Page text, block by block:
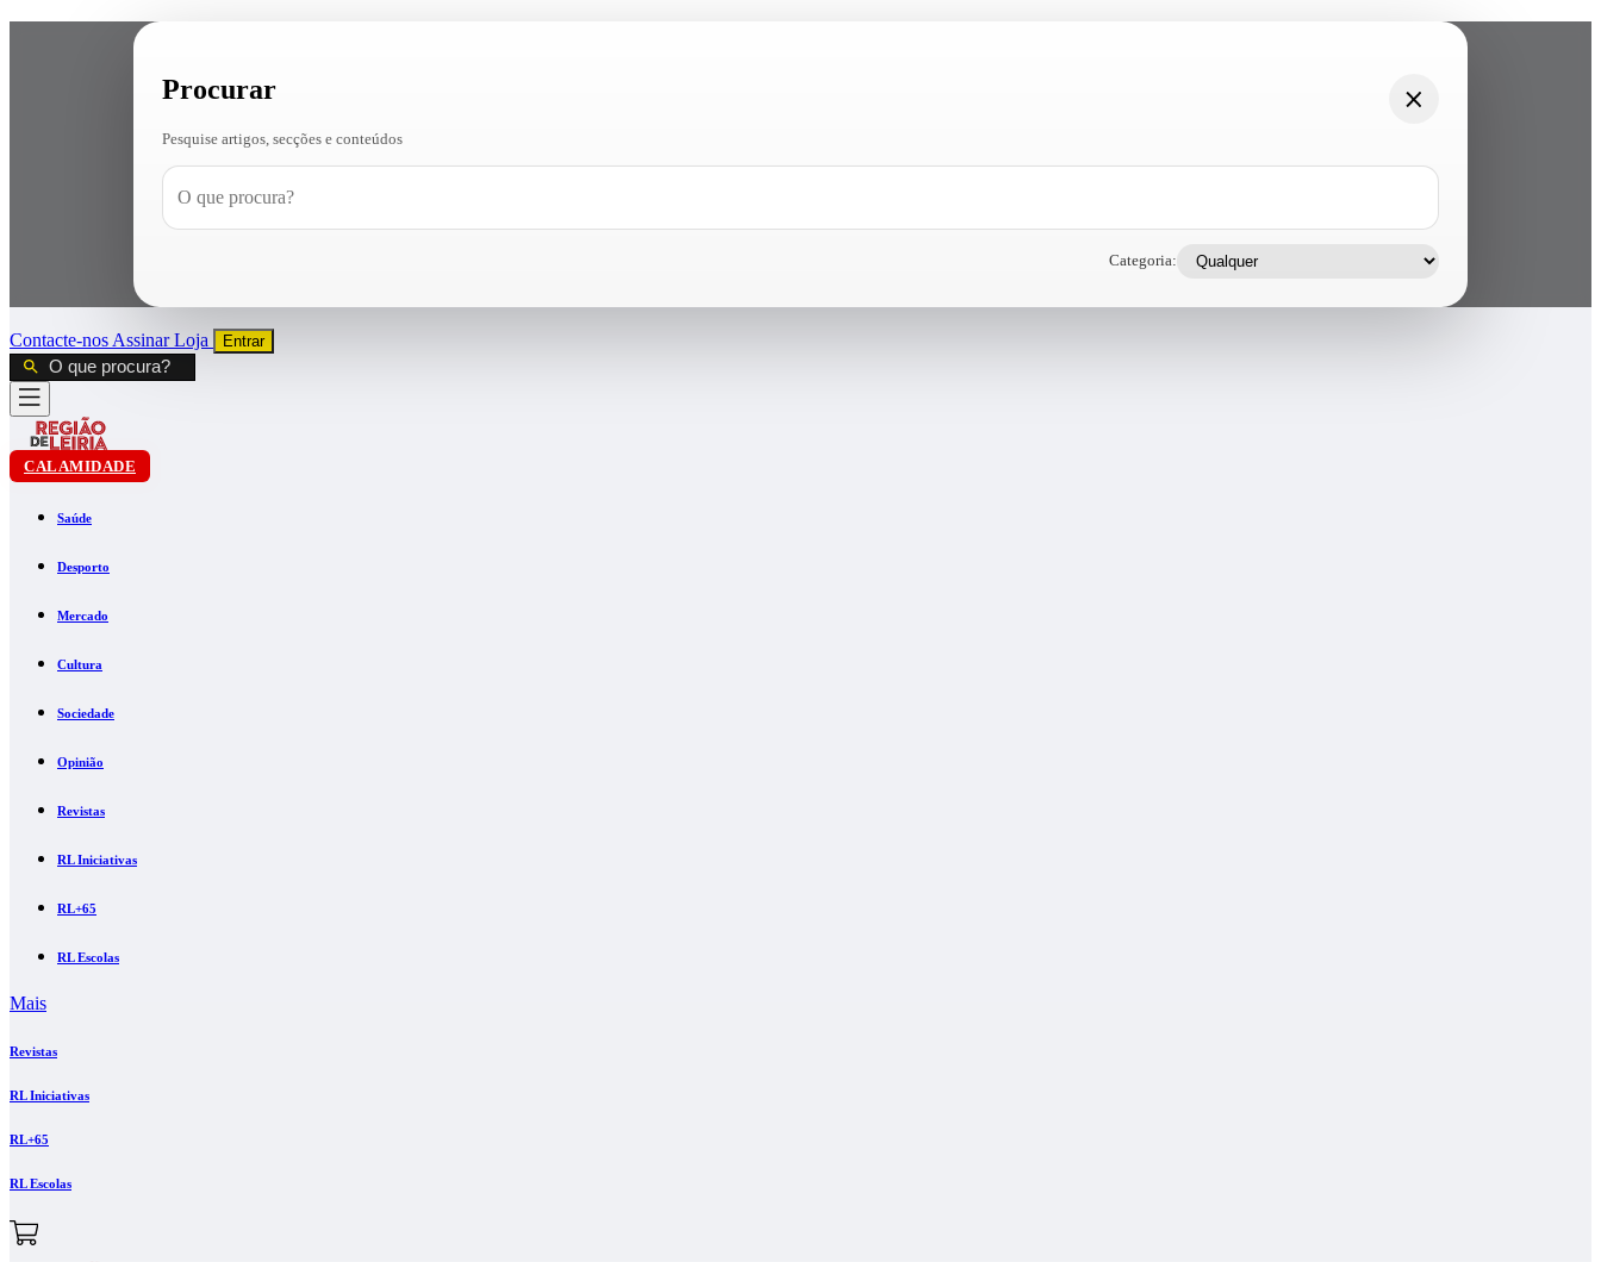
Procurar
Pesquise artigos, secções e conteúdos
Categoria:
Contacte-nos AssinarLoja Entrar
CALAMIDADE
Saúde
Desporto
Mercado
Cultura
Sociedade
Opinião
Revistas
RL Iniciativas
RL+65
RL Escolas
Mais
Revistas
RL Iniciativas
RL+65
RL Escolas